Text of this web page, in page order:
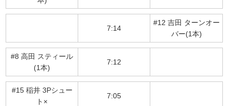
7:14
#12 吉田 ターンオー
バー(1本)
#8 高田 スティール
(1本)
7:12
#15 稲井 3Pシュー
ト×
7:05